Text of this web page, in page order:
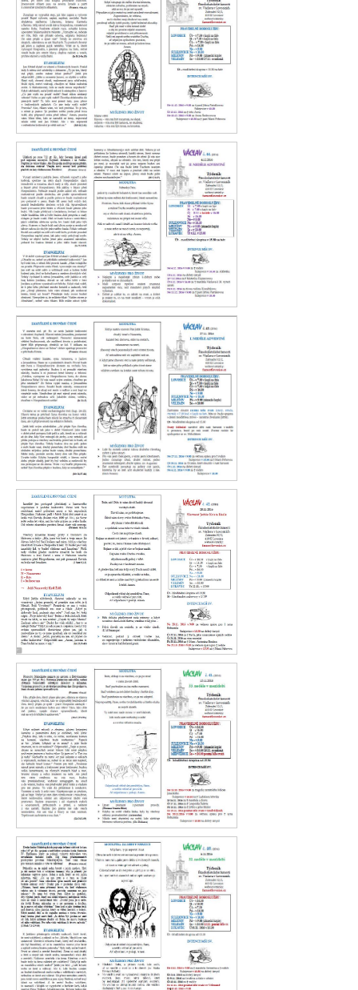
Václav 45. 2016
Václav 44. 2016
Václav 43. 2016
Václav 42. 2016
Václav 41. 2016